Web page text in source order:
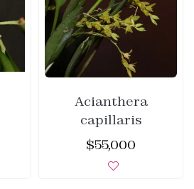
Acianthera
capillaris
$55,000